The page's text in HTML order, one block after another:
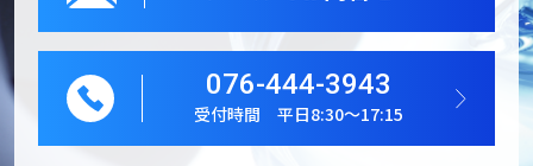
076-444-3943
受付時間 平日8:30～17:15